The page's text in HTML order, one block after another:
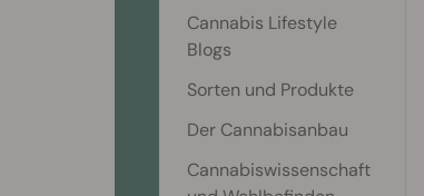
Cannabis Lifestyle
Blogs
Sorten und Produkte
Der Cannabisanbau
Cannabiswissenschaft